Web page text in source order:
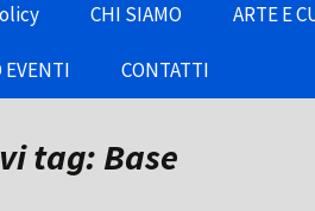
CHI SIAMO
Fondatori
Statuto
ARTE E
Dipingere
EVENTI CONTATTI
tag: Base